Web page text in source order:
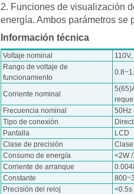
2. Funciones de visualización
energía. Ambos parámetros se
Información técnica
Voltaje nominal
Rango de voltaje de
funcionamiento
Corriente nominal
Frecuencia nominal
50Hz
Tipo de conexión
Pantalla
LCD
Clase de precisión
Consumo de energía
<2W
Corriente de arranque
Constante
Precisión del reloj